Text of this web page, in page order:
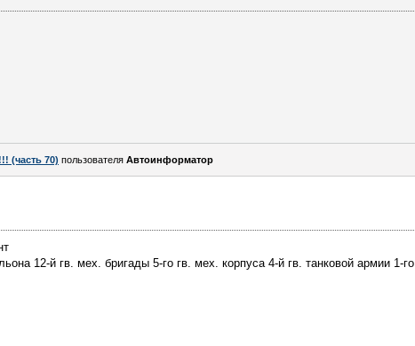
(часть 70) пользователя Автоинформатор
12-й гв. мех. бригады 5-го гв. мех. корпуса 4-й гв. танковой армии 1-го